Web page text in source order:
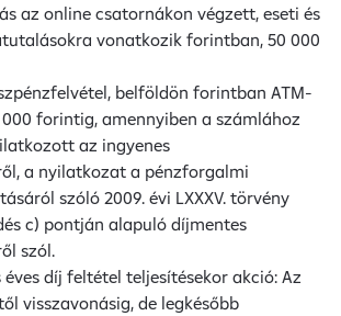
az online csatornákon végzett, eseti és
vonatkozik forintban, 50 000
belföldön forintban ATM-
000 forintig, amennyiben a számlához
az ingyenes
a nyilatkozat a pénzforgalmi
szóló 2009. évi LXXXV. törvény
c) pontján alapuló díjmentes
szól.
éves díj feltétel teljesítésekor akció: Az
visszavonásig, de legkésőbb